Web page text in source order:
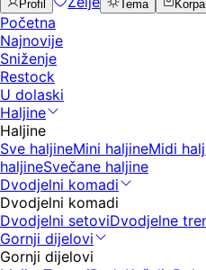
Profil
Tema Korpa
Početna
Najnovije
Sniženje
Restock
U dolaski
Haljine
Haljine
Sve haljineMini haljineMidi
haljineSvečane haljine
Dvodjelni komadi
Dvodjelni komadi
Dvodjelni setoviDvodjelne
Gornji dijelovi
Gornji dijelovi